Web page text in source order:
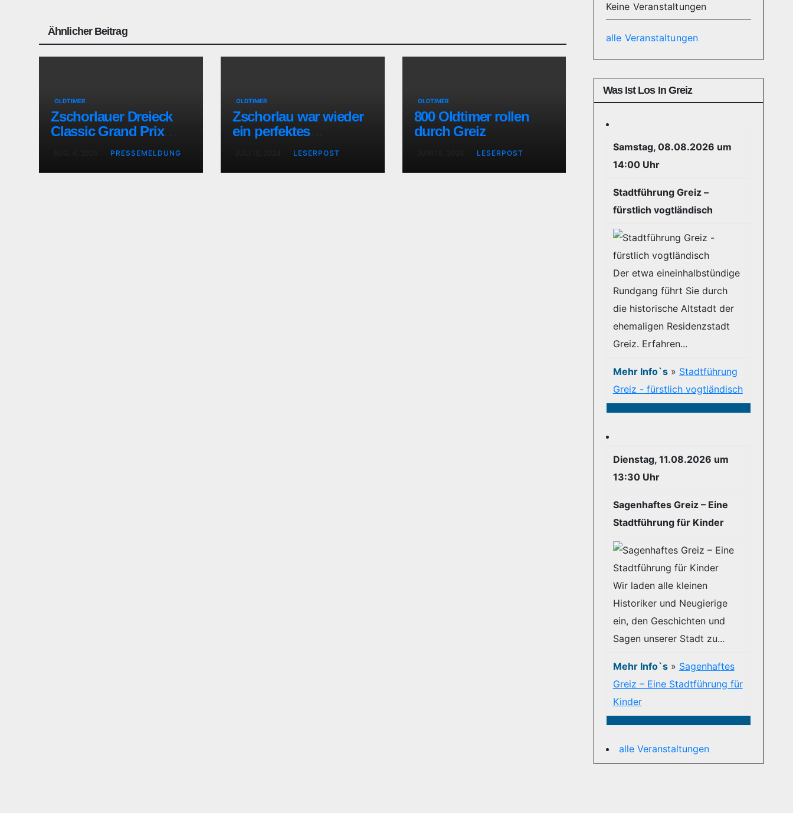
Ähnlicher Beitrag
OLDTIMER
Zschorlauer Dreieck
Classic Grand Prix
aufs nächste Jubiläum
PRESSEMELDUNG
OLDTIMER
Zschorlau war wieder
ein perfektes
LESERPOST
OLDTIMER
800 Oldtimer rollen
durch Greiz
LESERPOST
Keine Veranstaltungen
alle Veranstaltungen
Was Ist Los In Greiz
Samstag, 08.08.2026 um
14:00 Uhr
Stadtführung Greiz –
fürstlich vogtländisch
Der etwa eineinhalbstündige
Rundgang führt Sie durch
die historische Altstadt der
ehemaligen Residenzstadt
Greiz. Erfahren...
Mehr Info`s» Stadtführung
Greiz - fürstlich vogtländisch
Dienstag, 11.08.2026 um
13:30 Uhr
Sagenhaftes Greiz – Eine
Stadtführung für Kinder
Wir laden alle kleinen
Historiker und Neugierige
ein, den Geschichten und
Sagen unserer Stadt zu...
Mehr Info`s» Sagenhaftes
Greiz – Eine Stadtführung für
Kinder
alle Veranstaltungen